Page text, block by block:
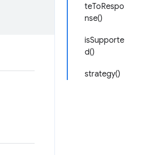
teToRespo
nse()
isSupporte
d()
strategy()